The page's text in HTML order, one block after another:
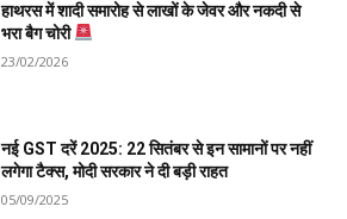
हाथरस में शादी समारोह से लाखों के जेवर और नकदी से
भरा बैग चोरी
23/02/2026
नई GST दरें 2025: 22 सितंबर से इन सामानों पर नहीं
लगेगा टैक्स, मोदी सरकार ने दी बड़ी राहत
05/09/2025